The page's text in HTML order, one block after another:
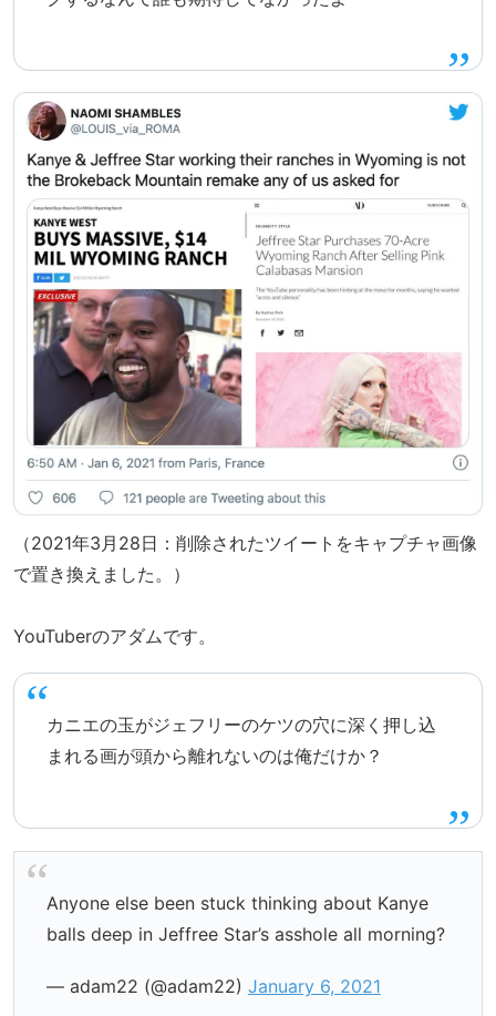
（2021年3月28日：削除されたツイートをキャプチャ画像
で置き換えました。）
YouTuberのアダムです。
カニエの玉がジェフリーのケツの穴に深く押し込
まれる画が頭から離れないのは俺だけか？
Anyone else been stuck thinking about Kanye
balls deep in Jeffree Star’s asshole all morning?
— adam22 (@adam22) January 6, 2021